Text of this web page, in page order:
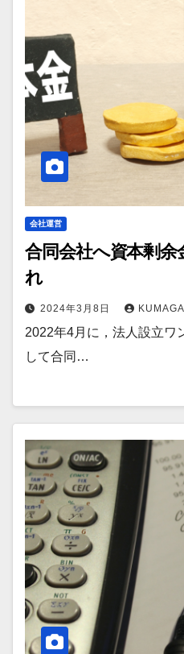
会社運営
合同会社へ資本剰
れ
2024年3月8日 KUMAGAI
2022年4月に，法人設立ワ
して合同…